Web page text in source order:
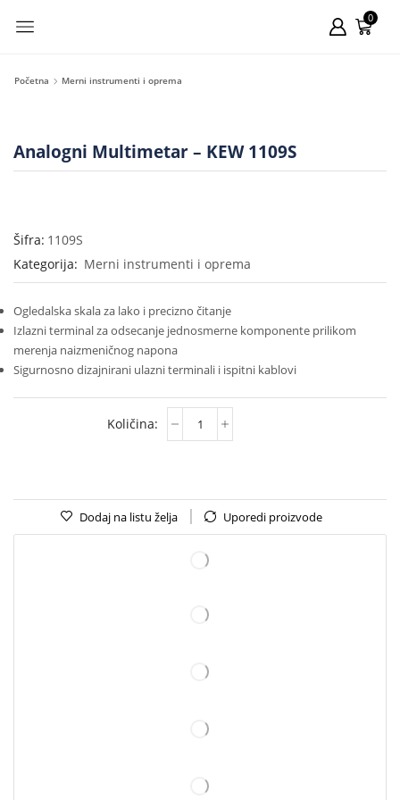
0
Početna Merni instrumenti i oprema
Analogni Multimetar – KEW 1109S
Šifra: 1109S
Kategorija: Merni instrumenti i oprema
Ogledalska skala za lako i precizno čitanje
Izlazni terminal za odsecanje jednosmerne komponente prilikom
merenja naizmeničnog napona
Sigurnosno dizajnirani ulazni terminali i ispitni kablovi
Dodaj na listu želja Uporedi proizvode